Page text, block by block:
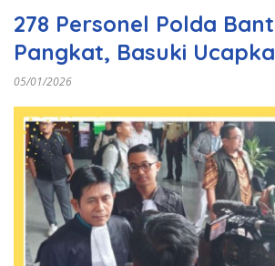
278 Personel Polda
Pangkat, Basuki
05/01/2026